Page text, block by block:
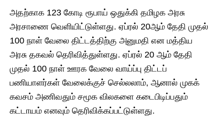
அதற்காக 123 கோடி ரூபாய் ஒதுக்கி தமிழக அரசு
அரசாணை வெளியிட்டுள்ளது. ஏப்ரல் 20ஆம் தேதி முதல்
100 நாள் வேலை திட்டத்திற்கு அனுமதி என மத்திய
அரசு தகவல் தெரிவித்துள்ளது. ஏப்ரல் 20 ஆம் தேதி
முதல் 100 நாள் ஊரக வேலை வாய்ப்பு திட்டப்
பணியாளர்கள் வேலைக்குச் செல்லலாம், ஆனால் முகக்
கவசம் அணிவதும் சமூக விலகளை கடைபிடிப்பதும்
கட்டாயம் எனவும் தெரிவிக்கப்பட்டுள்ளது.